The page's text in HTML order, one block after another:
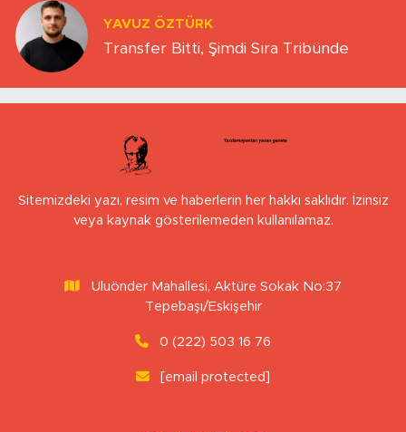
YAVUZ ÖZTÜRK
Transfer Bitti, Şimdi Sıra Tribünde
Sitemizdeki yazı, resim ve haberlerin her hakkı saklıdır. İzinsiz
veya kaynak gösterilemeden kullanılamaz.
Uluönder Mahallesi, Aktüre Sokak No:37
Tepebaşı/Eskişehir
0 (222) 503 16 76
[email protected]